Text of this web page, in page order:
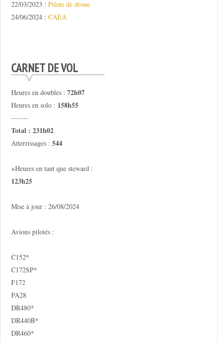
22/03/2023 : Pilote de drone
24/06/2024 : CAEA
CARNET DE VOL
Heures en doubles : 72h07
Heures en solo : 158h55
-------
Total : 231h02
Atterrissages : 544
+Heures en tant que steward :
123h25
Mise à jour : 26/08/2024
Avions pilotés :
C152*
C172SP*
F172
PA28
DR480*
DR440B*
DR460*